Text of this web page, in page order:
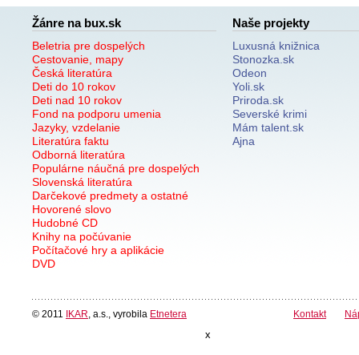
Žánre na bux.sk
Beletria pre dospelých
Cestovanie, mapy
Česká literatúra
Deti do 10 rokov
Deti nad 10 rokov
Fond na podporu umenia
Jazyky, vzdelanie
Literatúra faktu
Odborná literatúra
Populárne náučná pre dospelých
Slovenská literatúra
Darčekové predmety a ostatné
Hovorené slovo
Hudobné CD
Knihy na počúvanie
Počítačové hry a aplikácie
DVD
Naše projekty
Luxusná knižnica
Stonozka.sk
Odeon
Yoli.sk
Priroda.sk
Severské krimi
Mám talent.sk
Ajna
© 2011 IKAR , a.s., vyrobila Etnetera Kontakt
x